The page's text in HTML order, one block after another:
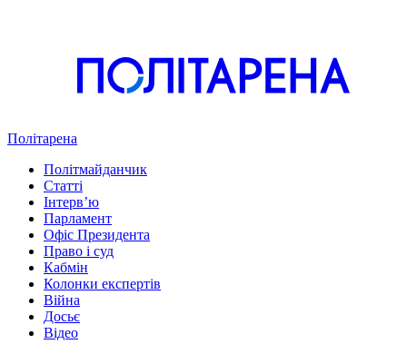
Політарена
Політмайданчик
Статті
Інтервʼю
Парламент
Офіс Президента
Право і суд
Кабмін
Колонки експертів
Війна
Досьє
Відео